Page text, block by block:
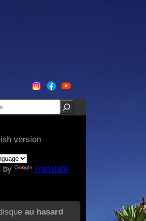
version
by Translate
au hasard